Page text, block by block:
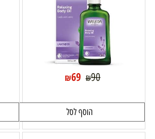
₪90
₪69
הוסף לסל